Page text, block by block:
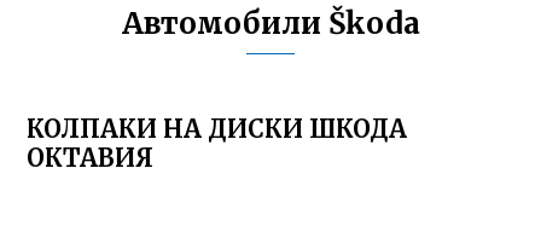
Автомобили Škoda
КОЛПАКИ НА ДИСКИ ШКОДА
ОКТАВИЯ